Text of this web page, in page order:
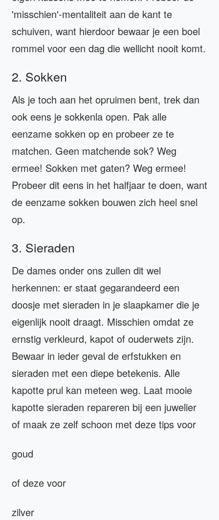
'misschien'-mentaliteit aan de kant te
schuiven, want hierdoor bewaar je een boel
rommel voor een dag die wellicht nooit komt.
2. Sokken
Als je toch aan het opruimen bent, trek dan
ook eens je sokkenla open. Pak alle
eenzame sokken op en probeer ze te
matchen. Geen matchende sok? Weg
ermee! Sokken met gaten? Weg ermee!
Probeer dit eens in het halfjaar te doen, want
de eenzame sokken bouwen zich heel snel
op.
3. Sieraden
De dames onder ons zullen dit wel
herkennen: er staat gegarandeerd een
doosje met sieraden in je slaapkamer die je
eigenlijk nooit draagt. Misschien omdat ze
ernstig verkleurd, kapot of ouderwets zijn.
Bewaar in ieder geval de erfstukken en
sieraden met een diepe betekenis. Alle
kapotte prul kan meteen weg. Laat mooie
kapotte sieraden repareren bij een juwelier
of maak ze zelf schoon met deze tips voor
goud
of deze voor
zilver